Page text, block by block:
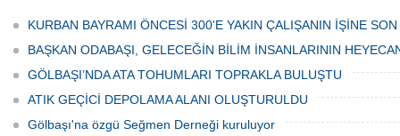
Haftası" etkinlikleri Ankara'da devam
ediyor.
bulunan esnaf ve alışverişe gelen
vatandaşlar park cezaları yüzünden
canından bezdi.
KURBAN BAYRAMI ÖNCESİ 300'E YAKIN ÇALIŞANIN İŞİNE
BAŞKAN ODABAŞI, GELECEĞİN BİLİM İNSANLARININ
GÖLBAŞI’NDA ATA TOHUMLARI TOPRAKLA BULUŞTU
ATIK GEÇİCİ DEPOLAMA ALANI OLUŞTURULDU
Gölbaşı'na özgü Seğmen Derneği kuruluyor